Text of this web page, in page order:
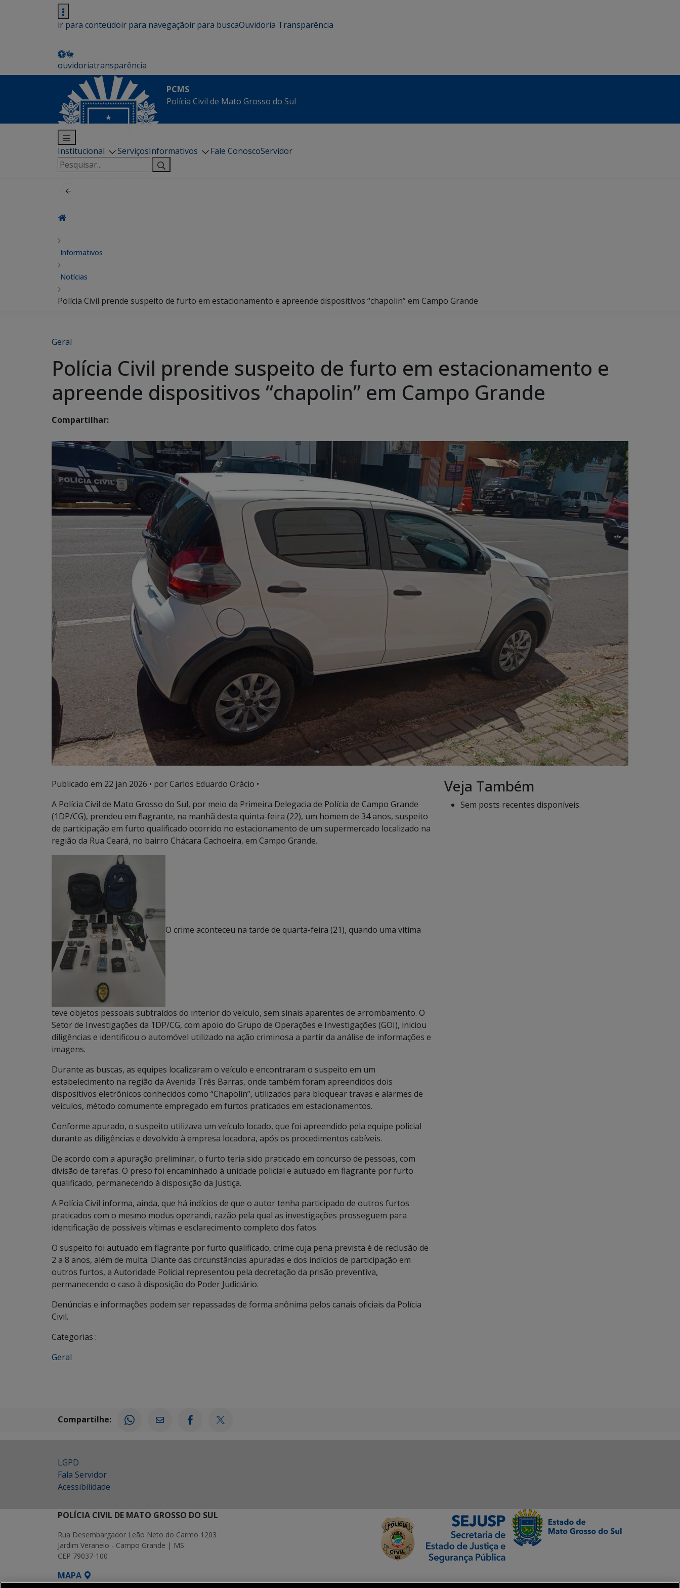
ir para conteúdoir para navegaçãoir para buscaOuvidoria Transparência
ouvidoriatransparência
PCMS
Polícia Civil de Mato Grosso do Sul
Institucional ServiçosInformativos Fale ConoscoServidor
Pesquisar
por:
Informativos
Notícias
Polícia Civil prende suspeito de furto em estacionamento e apreende dispositivos “chapolin” em Campo Grande
Geral
Polícia Civil prende suspeito de furto em estacionamento e
apreende dispositivos “chapolin” em Campo Grande
Compartilhar:
Publicado em 22 jan 2026 • por Carlos Eduardo Orácio •
A Polícia Civil de Mato Grosso do Sul, por meio da Primeira Delegacia de Polícia de Campo Grande
(1DP/CG), prendeu em flagrante, na manhã desta quinta-feira (22), um homem de 34 anos, suspeito
de participação em furto qualificado ocorrido no estacionamento de um supermercado localizado na
região da Rua Ceará, no bairro Chácara Cachoeira, em Campo Grande.
O crime aconteceu na tarde de quarta-feira (21), quando uma vítima
teve objetos pessoais subtraídos do interior do veículo, sem sinais aparentes de arrombamento. O
Setor de Investigações da 1DP/CG, com apoio do Grupo de Operações e Investigações (GOI), iniciou
diligências e identificou o automóvel utilizado na ação criminosa a partir da análise de informações e
imagens.
Durante as buscas, as equipes localizaram o veículo e encontraram o suspeito em um
estabelecimento na região da Avenida Três Barras, onde também foram apreendidos dois
dispositivos eletrônicos conhecidos como “Chapolin”, utilizados para bloquear travas e alarmes de
veículos, método comumente empregado em furtos praticados em estacionamentos.
Conforme apurado, o suspeito utilizava um veículo locado, que foi apreendido pela equipe policial
durante as diligências e devolvido à empresa locadora, após os procedimentos cabíveis.
De acordo com a apuração preliminar, o furto teria sido praticado em concurso de pessoas, com
divisão de tarefas. O preso foi encaminhado à unidade policial e autuado em flagrante por furto
qualificado, permanecendo à disposição da Justiça.
A Polícia Civil informa, ainda, que há indícios de que o autor tenha participado de outros furtos
praticados com o mesmo modus operandi, razão pela qual as investigações prosseguem para
identificação de possíveis vítimas e esclarecimento completo dos fatos.
O suspeito foi autuado em flagrante por furto qualificado, crime cuja pena prevista é de reclusão de
2 a 8 anos, além de multa. Diante das circunstâncias apuradas e dos indícios de participação em
outros furtos, a Autoridade Policial representou pela decretação da prisão preventiva,
permanecendo o caso à disposição do Poder Judiciário.
Denúncias e informações podem ser repassadas de forma anônima pelos canais oficiais da Polícia
Civil.
Categorias :
Geral
Veja Também
Sem posts recentes disponíveis.
Compartilhe:
LGPD
Fala Servidor
Acessibilidade
POLÍCIA CIVIL DE MATO GROSSO DO SUL
Rua Desembargador Leão Neto do Carmo 1203
Jardim Veraneio - Campo Grande | MS
CEP 79037-100
MAPA